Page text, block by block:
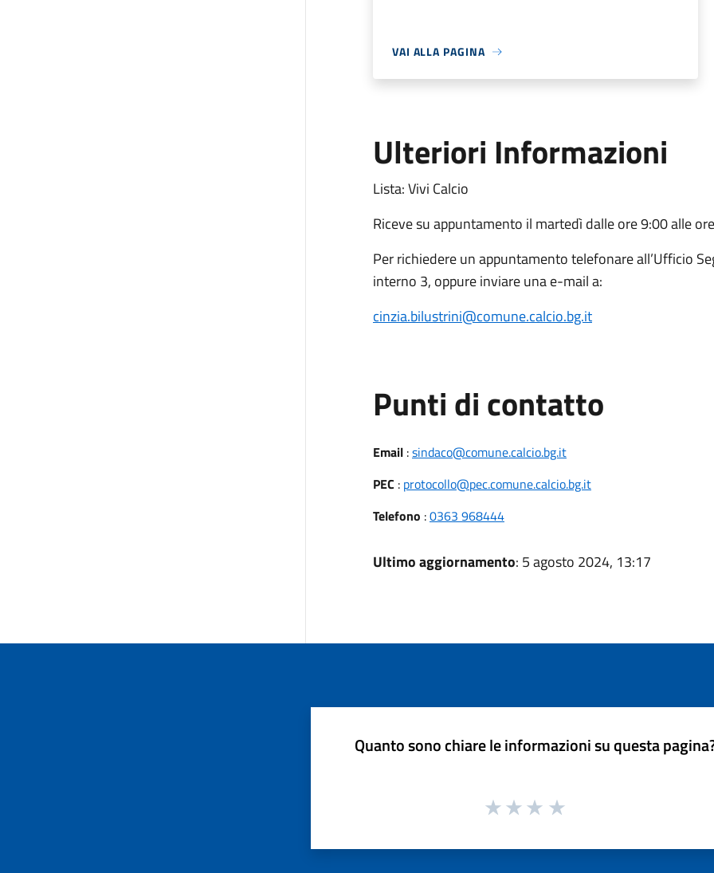
VAI ALLA PAGINA
Ulteriori Informazioni
Lista: Vivi Calcio
Riceve su appuntamento il martedì dalle ore 9:00 alle
Per richiedere un appuntamento telefonare all’Ufficio
interno 3, oppure inviare una e-mail a:
cinzia.bilustrini@comune.calcio.bg.it
Punti di contatto
Email:sindaco@comune.calcio.bg.it
PEC : protocollo@pec.comune.calcio.bg.it
Telefono :0363 968444
Ultimo aggiornamento: 5 agosto 2024, 13:17
Quanto sono chiare le informazioni su questa